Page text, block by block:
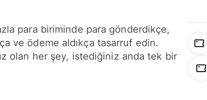
para biriminde para gönderdikçe,
ve ödeme aldıkça tasarruf edin.
olan her şey, istediğiniz anda tek bir